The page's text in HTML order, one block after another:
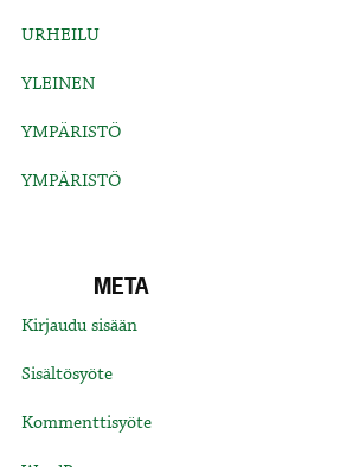
URHEILU
YLEINEN
YMPÄRISTÖ
YMPÄRISTÖ
META
Kirjaudu sisään
Sisältösyöte
Kommenttisyöte